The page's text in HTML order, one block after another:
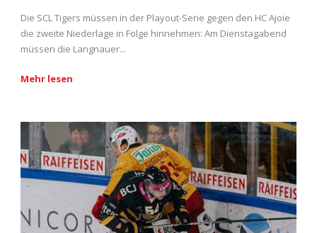
Die SCL Tigers müssen in der Playout-Serie gegen den HC Ajoie
die zweite Niederlage in Folge hinnehmen: Am Dienstagabend
müssen die Langnauer...
Mehr lesen